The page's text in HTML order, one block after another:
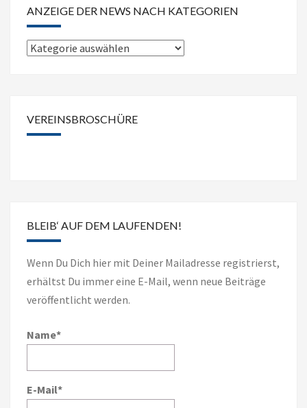
ANZEIGE DER NEWS NACH KATEGORIEN
Anzeige
Kategorien
VEREINSBROSCHÜRE
BLEIB‘ AUF DEM LAUFENDEN!
Wenn Du Dich hier mit Deiner Mailadresse registrierst,
erhältst Du immer eine E-Mail, wenn neue Beiträge
veröffentlicht werden.
Name*
E-Mail*